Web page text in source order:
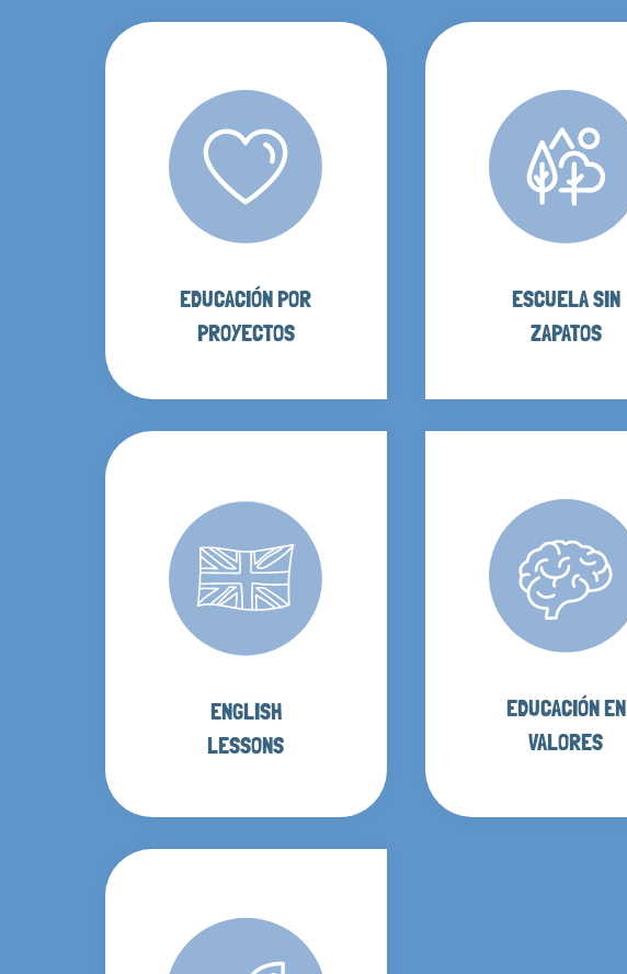
EDUCACIÓN POR
PROYECTOS
ESCUELA SIN
ZAPATOS
ENGLISH
LESSONS
EDUCACIÓN EN
VALORES